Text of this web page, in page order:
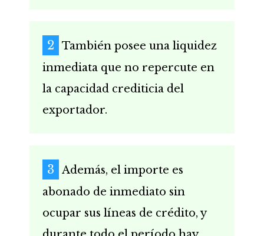
También posee una liquidez
inmediata que no repercute en
la capacidad crediticia del
exportador.
Además, el importe es
abonado de inmediato sin
ocupar sus líneas de crédito, y